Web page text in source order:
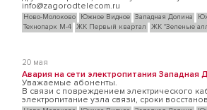
info@zagorodtelecom.ru
Ново-Молоково Южное Видное Западная Долина
Технопарк М-4 ЖК Первый квартал ЖК "Зеленые
20 мая
Авария на сети электропитания Западная
Уважаемые абоненты.
В связи с повреждением электрического
электропитание узла связи, сроки